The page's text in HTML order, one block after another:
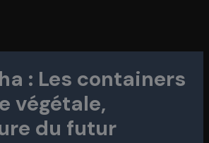
: Les containers
végétale,
du futur